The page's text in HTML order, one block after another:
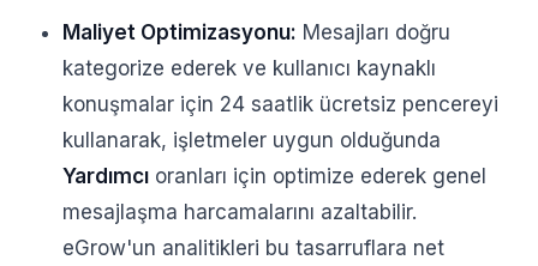
Maliyet Optimizasyonu: Mesajları doğru
kategorize ederek ve kullanıcı kaynaklı
konuşmalar için 24 saatlik ücretsiz pencereyi
kullanarak, işletmeler uygun olduğunda
Yardımcı oranları için optimize ederek genel
mesajlaşma harcamalarını azaltabilir.
eGrow'un analitikleri bu tasarruflara net